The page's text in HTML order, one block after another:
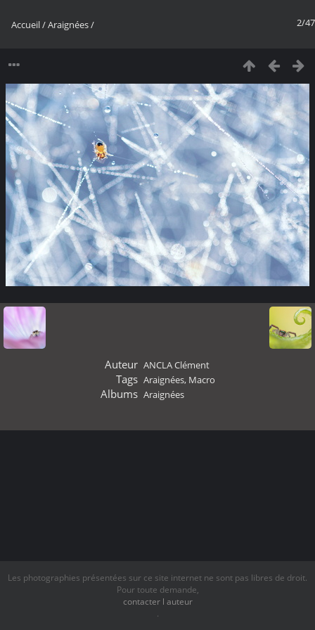
2/47
Accueil/Araignées/
Auteur ANCLA Clément
Tags Araignées, Macro
Albums Araignées
Les photographies présentées sur ce site internet ne sont pas libres de droit.
Pour toute demande,
contacter l auteur
.